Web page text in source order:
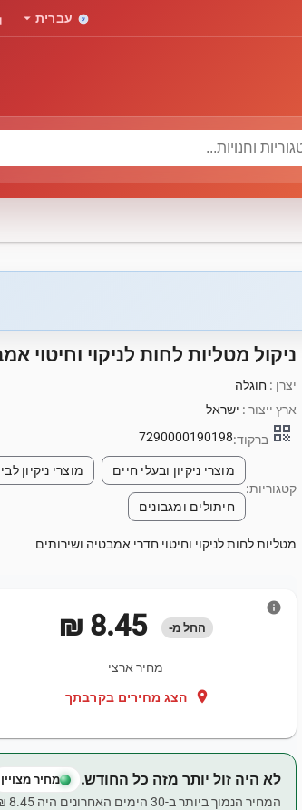
עברית arrow_drop_down
ניקול מטליות לחות לניקוי וחיטוי אמבט 50
יצרן : חוגלה
ארץ ייצור : ישראל
qr_code ברקוד:7290000190198
קטגוריות:
מוצרי ניקיון ובעלי חיים מוצרי ניקיון
חיתולים ומגבונים
מטליות לחות לניקוי וחיטוי חדרי אמבטיה ושירותים
החל מ- ‏8.45 ‏₪
מחיר ארצי
location_on הצג מחירים בקרבתך
info
לא היה זול יותר מזה כל החודש. מחיר מצויין
המחיר הנמוך ביותר ב-30 הימים האחרונים היה ‏8.45 ‏₪.